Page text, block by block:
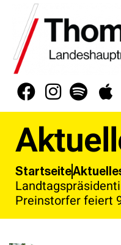
Startseite
Preinstorfer feiert